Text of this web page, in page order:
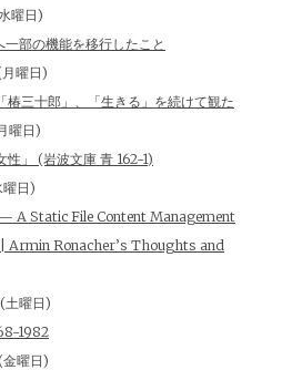
曜日)
部の機能を移行したこと
曜日)
椿三十郎」、「生きる」を続けて観た
曜日)
性」 (岩波文庫 青 162-1)
日)
A Static File Content Management
Armin Ronacher’s Thoughts and
土曜日)
1982
曜日)